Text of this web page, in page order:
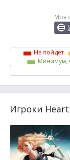
Моя
Не пойдет
Минимум,
Игроки